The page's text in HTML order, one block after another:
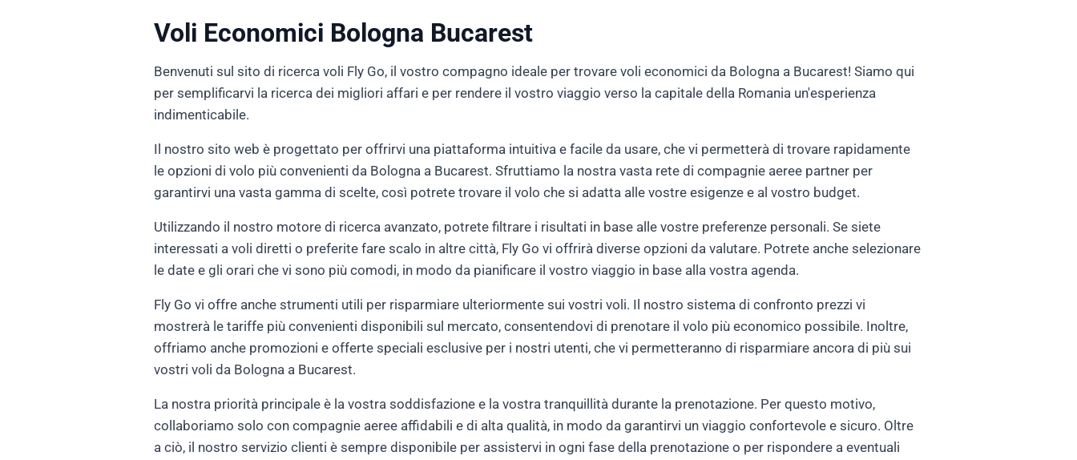
Voli Economici Bologna Bucarest
Benvenuti sul sito di ricerca voli Fly Go, il vostro compagno ideale per trovare voli economici da Bologna a Bucarest! Siamo qui
per semplificarvi la ricerca dei migliori affari e per rendere il vostro viaggio verso la capitale della Romania un'esperienza
indimenticabile.
Il nostro sito web è progettato per offrirvi una piattaforma intuitiva e facile da usare, che vi permetterà di trovare rapidamente
le opzioni di volo più convenienti da Bologna a Bucarest. Sfruttiamo la nostra vasta rete di compagnie aeree partner per
garantirvi una vasta gamma di scelte, così potrete trovare il volo che si adatta alle vostre esigenze e al vostro budget.
Utilizzando il nostro motore di ricerca avanzato, potrete filtrare i risultati in base alle vostre preferenze personali. Se siete
interessati a voli diretti o preferite fare scalo in altre città, Fly Go vi offrirà diverse opzioni da valutare. Potrete anche selezionare
le date e gli orari che vi sono più comodi, in modo da pianificare il vostro viaggio in base alla vostra agenda.
Fly Go vi offre anche strumenti utili per risparmiare ulteriormente sui vostri voli. Il nostro sistema di confronto prezzi vi
mostrerà le tariffe più convenienti disponibili sul mercato, consentendovi di prenotare il volo più economico possibile. Inoltre,
offriamo anche promozioni e offerte speciali esclusive per i nostri utenti, che vi permetteranno di risparmiare ancora di più sui
vostri voli da Bologna a Bucarest.
La nostra priorità principale è la vostra soddisfazione e la vostra tranquillità durante la prenotazione. Per questo motivo,
collaboriamo solo con compagnie aeree affidabili e di alta qualità, in modo da garantirvi un viaggio confortevole e sicuro. Oltre
a ciò, il nostro servizio clienti è sempre disponibile per assistervi in ogni fase della prenotazione o per rispondere a eventuali